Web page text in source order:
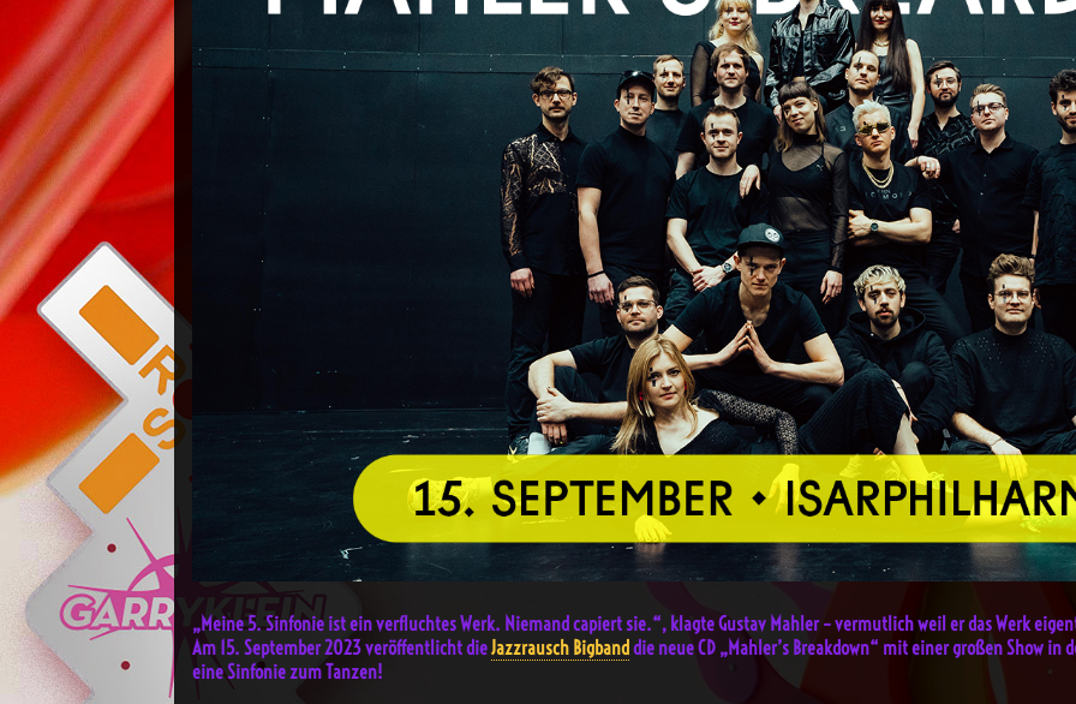
„Meine 5. Sinfonie ist ein verfluchtes Werk. Niemand capiert sie.“, klagte Gustav Mahler – vermutlich weil er das Werk
Am 15. September 2023 veröffentlicht dieJazzrausch Bigband die neue CD „Mahler’s Breakdown“ mit einer großen Show in
eine Sinfonie zum Tanzen!